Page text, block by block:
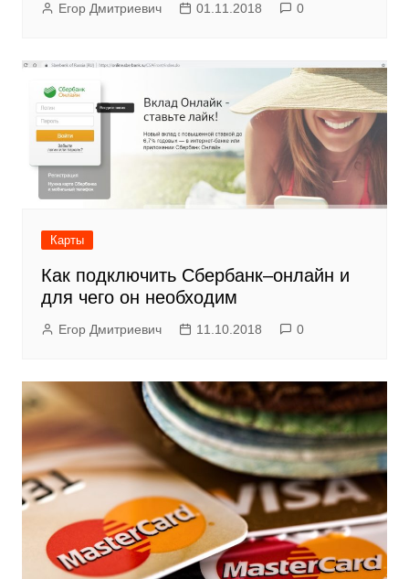
Егор Дмитриевич 01.11.2018 0
Карты
Как подключить Сбербанк–онлайн и
для чего он необходим
Егор Дмитриевич 11.10.2018 0